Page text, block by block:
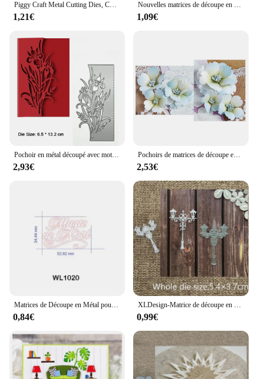
Piggy Craft Metal Cutting Dies, Cut Die Mold, Scrapbook Paper Craft, Knife Mold, Blade Punch, Stencils, 8 Kinds of 3D Flowers
1,21€
Nouvelles matrices de découpe en métal de fleurs pliées, pochoirs pour bricolage, Scrapbooking décoratif, gaufrage artisanal, gabarit de découpe, moule
1,09€
Pochoir en métal découpé avec motif de chrysanthème et fleur, pochoir fait à la main, carte de vœux, couverture, bordure, clip, Scrapbooking
2,93€
Pochoirs de matrices de découpe en métal pour bricolage Scrapbooking, modèle d'artisanat de gaufrage décoratif, fleurs
2,53€
Matrices de Découpe en Métal pour Carte de Vministériels x, Lettres Françaises, Cailloux de Mot, pour Scrapbooking, DIY, Nouvelle Collection 2022
0,84€
XLDesign-Matrice de découpe en métal artisanale, 25 sortes de feuilles de fleurs de lapin, album de scrapbooking à bulles en dentelle, carte en papier, gaufrage
0,99€